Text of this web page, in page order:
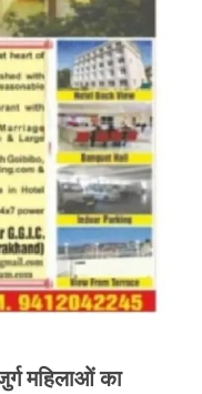
महिलाओं का